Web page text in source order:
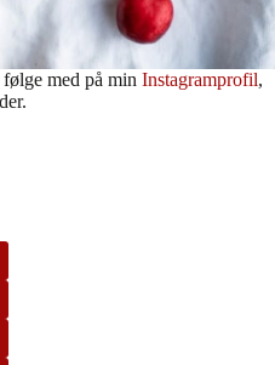
med på min Instagramprofil,